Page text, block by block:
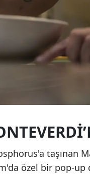
taşınan
özel bir pop-